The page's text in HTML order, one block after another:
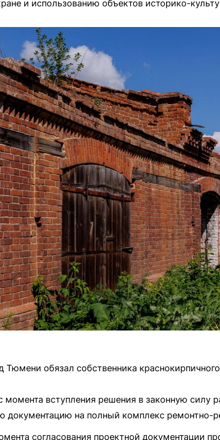
и использованию объектов историко-
обязал собственника
момента вступления решения в законную силу
документацию на полный комплекс ремонтно-
согласования проектной документации